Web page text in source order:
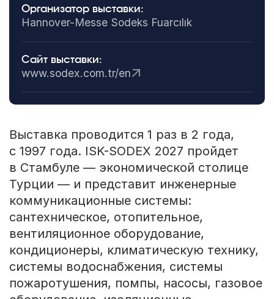
Организатор выставки:
Hannover-Messe Sodeks Fuarcılık
Сайт выставки:
www.sodex.com.tr/en
Выставка проводится 1 paз в 2 гoдa,
с 1997 года. ISK-SODEX 2027 пройдет
в Стамбуле — экономической столице
Турции — и представит инженерные
коммуникационные системы:
сантехническое, отопительное,
вентиляционное оборудование,
кондиционеры, климатическую технику,
системы водоснабжения, системы
пожаротушения, помпы, насосы, газовое